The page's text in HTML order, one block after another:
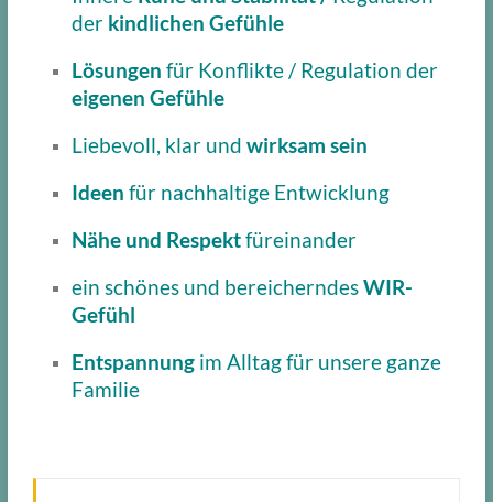
derkindlichen Gefühle
Lösungen für Konflikte / Regulation der
eigenen Gefühle
Liebevoll, klar und wirksam sein
Ideen für nachhaltige Entwicklung
Nähe und Respektfüreinander
ein schönes und bereicherndesWIR-
Gefühl
Entspannungim Alltag für unsere ganze
Familie